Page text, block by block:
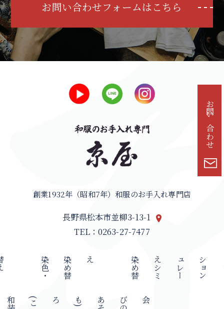
お問い合わせ
お問い合わせフォームはこちら
創業1932年（昭和7年）和服のお手入れ専門店
長野県松本市並柳3-13-1
TEL：0263-27-7477
染
色
・
染
め
替 え 染
め
替
え
シ
ミ
ュ
レ
ー
シ
ョ ン
和
装
(
こ
ろも
)
あ
そ
び
の 会